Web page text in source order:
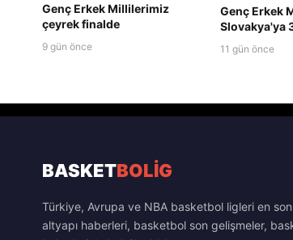
Genç Erkek Millilerimiz
çeyrek finalde
9 gün önce
Genç Erkek
Slovakya'ya
11 gün önce
BASKETBOLİG
Türkiye, Avrupa ve NBA basketbol ligleri en
altyapı haberleri, basketbol son gelişmeler,